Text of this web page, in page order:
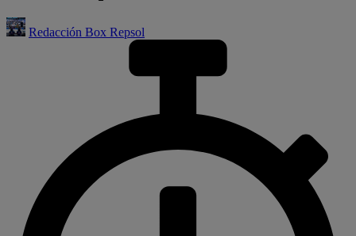
Redacción Box Repsol